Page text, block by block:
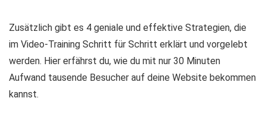
Zusätzlich gibt es 4 geniale und effektive Strategien, die
im Video-Training Schritt für Schritt erklärt und vorgelebt
werden. Hier erfährst du, wie du mit nur 30 Minuten
Aufwand tausende Besucher auf deine Website bekommen
kannst.